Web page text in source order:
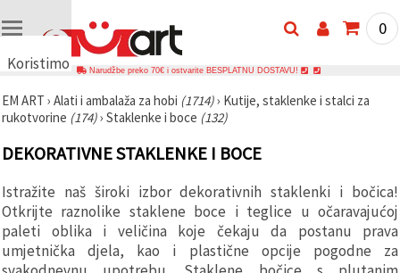
Koristimo
🍪
Koristimo
slične
tehnologije
osigurali
ispravno
funkcioniranje
web-
stranice,
poboljšali
0
Narudžbe preko 70€ i ostvarite BESPLATNU DOSTAVU!
EM ART › Alati i ambalaža za hobi (1714)› Kutije, staklenke i stalci za
rukotvorine (174)› Staklenke i boce (132)
DEKORATIVNE STAKLENKE I BOCE
Istražite naš široki izbor dekorativnih staklenki i bočica!
Otkrijte raznolike staklene boce i teglice u očaravajućoj
paleti oblika i veličina koje čekaju da postanu prava
umjetnička djela, kao i plastične opcije pogodne za